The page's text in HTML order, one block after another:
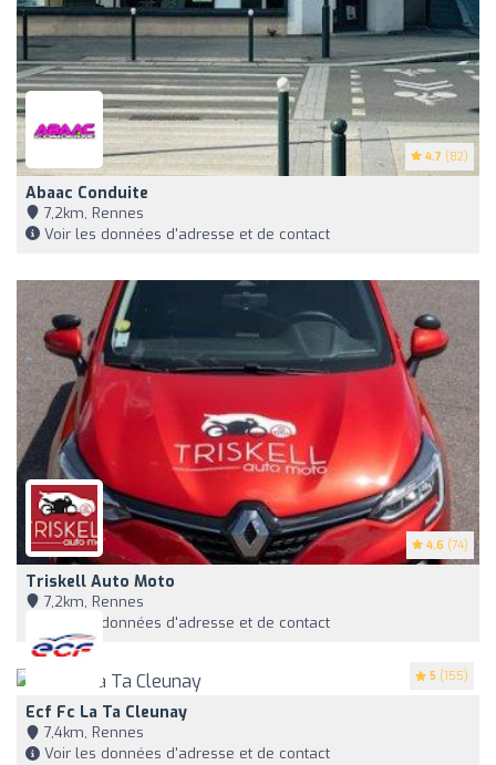
4.7 (82)
Abaac Conduite
7,2km, Rennes
Voir les données d'adresse et de contact
4.6 (74)
Triskell Auto Moto
7,2km, Rennes
Voir les données d'adresse et de contact
5 (155)
Ecf Fc La Ta Cleunay
7,4km, Rennes
Voir les données d'adresse et de contact